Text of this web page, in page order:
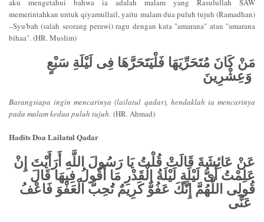
aku mengetahui bahwa ia adalah malam yang Rasulullah SAW
memerintahkan untuk qiyamullail, yaitu malam dua puluh tujuh (Ramadhan)
–Syu'bah (salah seorang perawi) ragu dengan kata "amarana" atau "amarana
bihaa". (HR. Muslim)
مَنْ كَانَ مُتَحَرِّيَهَا فَلْيَتَحَرَّهَا فِى لَيْلَةِ سَبْعٍ
Barangsiapa ingin mencarinya (lailatul qadar), hendaklah ia mencarinya
pada malam kedua puluh tujuh. (HR. Ahmad)
Hadits Doa Lailatul Qadar
عَنْ عَائِشَةَ قَالَتْ قُلْتُ يَا رَسُولَ اللَّهِ أَرَأَيْتَ إِنْ
عَلِمْتُ أَىُّ لَيْلَةٍ لَيْلَةُ الْقَدْرِ مَا أَقُولُ فِيهَا قَالَ
قُولِى اللَّهُمَّ إِنَّكَ عَفُوٌّ كَرِيمٌ تُحِبُّ الْعَفْوَ فَاعْفُ